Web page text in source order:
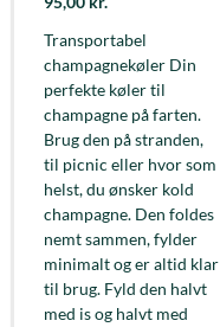
Transportabel
champagnekøler Din
perfekte køler til
champagne på farten.
Brug den på stranden,
til picnic eller hvor som
helst, du ønsker kold
champagne. Den foldes
nemt sammen, fylder
minimalt og er altid klar
til brug. Fyld den halvt
med is og halvt med